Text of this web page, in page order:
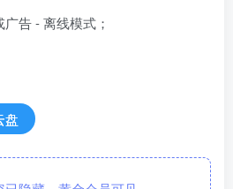
告 - 离线模式；
盘